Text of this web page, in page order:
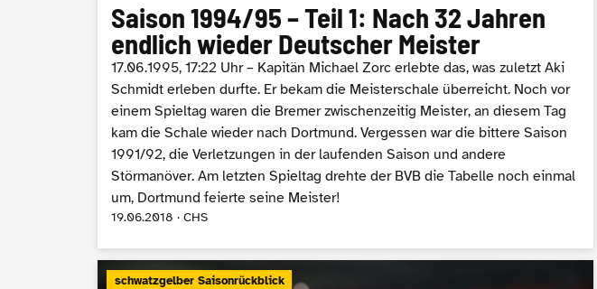
Saison 1994/95 – Teil 1: Nach 32 Jahren
endlich wieder Deutscher Meister
17.06.1995, 17:22 Uhr – Kapitän Michael Zorc erlebte das, was zuletzt Aki
Schmidt erleben durfte. Er bekam die Meisterschale überreicht. Noch vor
einem Spieltag waren die Bremer zwischenzeitig Meister, an diesem Tag
kam die Schale wieder nach Dortmund. Vergessen war die bittere Saison
1991/92, die Verletzungen in der laufenden Saison und andere
Störmanöver. Am letzten Spieltag drehte der BVB die Tabelle noch einmal
um, Dortmund feierte seine Meister!
19.06.2018 · CHS
schwatzgelber Saisonrückblick